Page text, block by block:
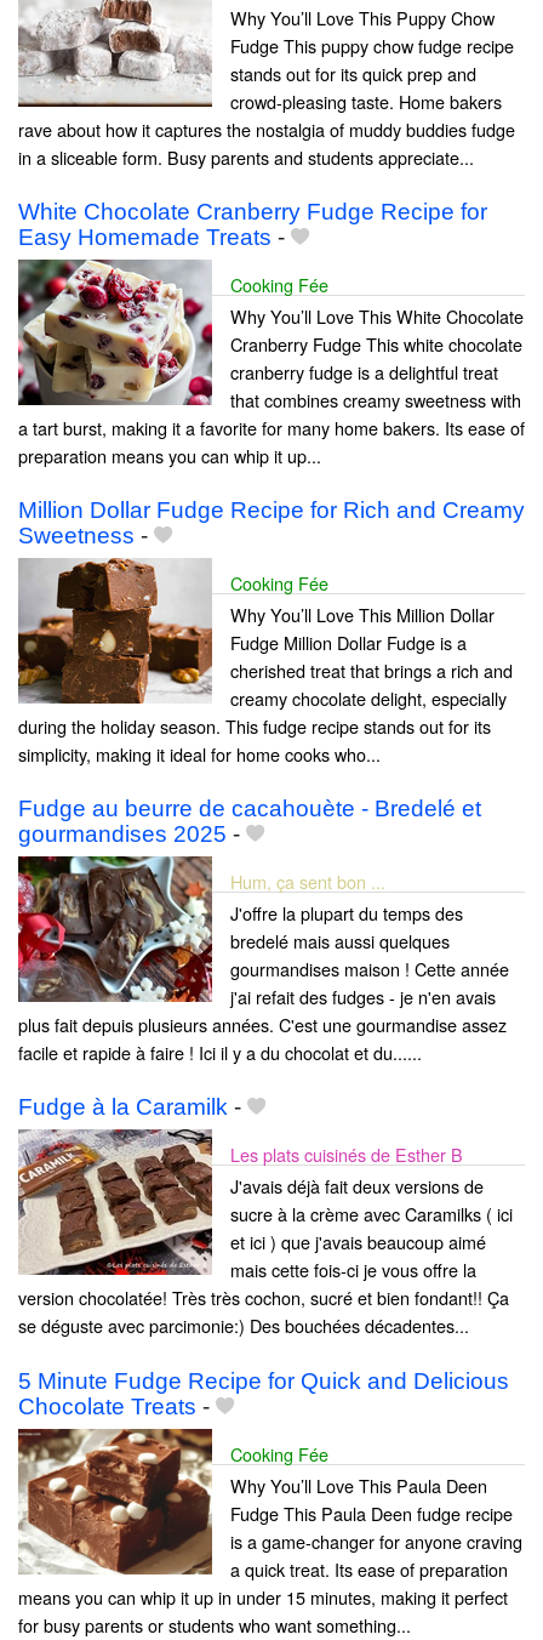
Why You’ll Love This Puppy Chow
Fudge This puppy chow fudge recipe
stands out for its quick prep and
crowd-pleasing taste. Home bakers
rave about how it captures the nostalgia of muddy buddies fudge
in a sliceable form. Busy parents and students appreciate...
White Chocolate Cranberry Fudge Recipe for
Easy Homemade Treats -
Cooking Fée
Why You’ll Love This White Chocolate
Cranberry Fudge This white chocolate
cranberry fudge is a delightful treat
that combines creamy sweetness with
a tart burst, making it a favorite for many home bakers. Its ease of
preparation means you can whip it up...
Million Dollar Fudge Recipe for Rich and Creamy
Sweetness -
Cooking Fée
Why You’ll Love This Million Dollar
Fudge Million Dollar Fudge is a
cherished treat that brings a rich and
creamy chocolate delight, especially
during the holiday season. This fudge recipe stands out for its
simplicity, making it ideal for home cooks who...
Fudge au beurre de cacahouète - Bredelé et
gourmandises 2025 -
Hum, ça sent bon ...
J'offre la plupart du temps des
bredelé mais aussi quelques
gourmandises maison ! Cette année
j'ai refait des fudges - je n'en avais
plus fait depuis plusieurs années. C'est une gourmandise assez
facile et rapide à faire ! Ici il y a du chocolat et du......
Fudge à la Caramilk -
Les plats cuisinés de Esther B
J'avais déjà fait deux versions de
sucre à la crème avec Caramilks ( ici
et ici ) que j'avais beaucoup aimé
mais cette fois-ci je vous offre la
version chocolatée! Très très cochon, sucré et bien fondant!! Ça
se déguste avec parcimonie:) Des bouchées décadentes...
5 Minute Fudge Recipe for Quick and Delicious
Chocolate Treats -
Cooking Fée
Why You’ll Love This Paula Deen
Fudge This Paula Deen fudge recipe
is a game-changer for anyone craving
a quick treat. Its ease of preparation
means you can whip it up in under 15 minutes, making it perfect
for busy parents or students who want something...